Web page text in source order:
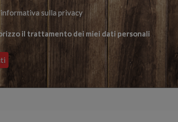
sulla privacy
il trattamento dei miei dati personali